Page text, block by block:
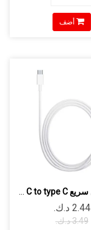
أضف
‏2.44 د.ك.‏
‏3.49 د.ك.‏